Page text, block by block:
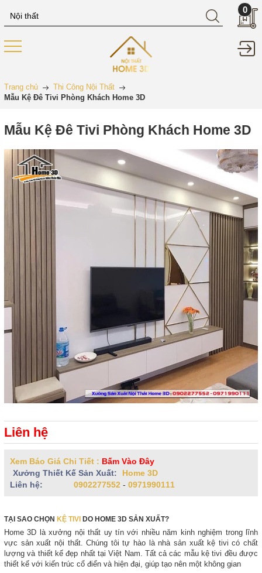
0
Trang chủ
Thi Công Nội Thất
Mẫu Kệ Đê Tivi Phòng Khách Home 3D
Mẫu Kệ Đê Tivi Phòng Khách Home 3D
Liên hệ
Xem Báo Giá Chi Tiết : Bấm Vào Đây
Xưởng Thiết Kế Sản Xuất:
Home 3D
Liên hệ:
0902277552 - 0971990111
TẠI SAO CHỌN KỆ TIVI DO HOME 3D SẢN XUẤT?
Home 3D là xưởng nội thất uy tín với nhiều năm kinh nghiệm trong lĩnh
vực sản xuất nội thất. Chúng tôi tự hào là nhà sản xuất kệ tivi có chất
lượng và thiết kế đẹp nhất tại Việt Nam. Tất cả các mẫu kệ tivi đều được
thiết kế với kiến trúc cổ điển và hiện đại, giúp tạo nên một không gian